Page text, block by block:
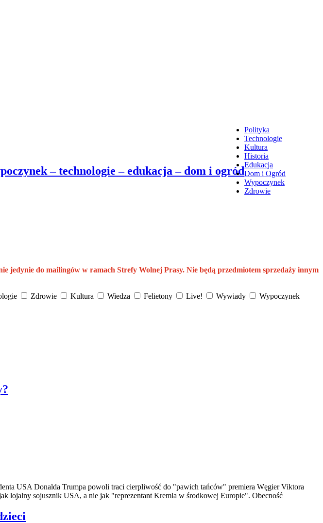
– technologie – edukacja – dom i ogród
Polityka
Technologie
Kultura
Historia
Edukacja
Dom i Ogród
Wypoczynek
Zdrowie
jedynie do mailingów w ramach Strefy Wolnej Prasy. Nie będą przedmiotem sprzedaży innym
Zdrowie Kultura Wiedza Felietony Live! Wywiady Wypoczynek
USA Donalda Trumpa powoli traci cierpliwość do "pawich tańców" premiera Węgier Viktora
lojalny sojusznik USA, a nie jak "reprezentant Kremla w środkowej Europie". Obecność